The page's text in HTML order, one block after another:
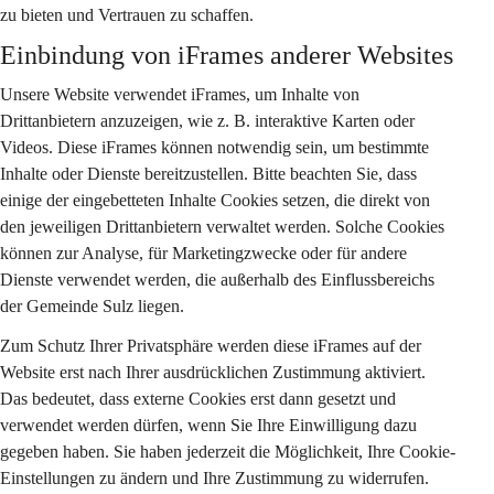
zu bieten und Vertrauen zu schaffen.
Einbindung von iFrames anderer Websites
Unsere Website verwendet iFrames, um Inhalte von
Drittanbietern anzuzeigen, wie z. B. interaktive Karten oder
Videos. Diese iFrames können notwendig sein, um bestimmte
Inhalte oder Dienste bereitzustellen. Bitte beachten Sie, dass
einige der eingebetteten Inhalte Cookies setzen, die direkt von
den jeweiligen Drittanbietern verwaltet werden. Solche Cookies
können zur Analyse, für Marketingzwecke oder für andere
Dienste verwendet werden, die außerhalb des Einflussbereichs
der Gemeinde Sulz liegen.
Zum Schutz Ihrer Privatsphäre werden diese iFrames auf der
Website erst nach Ihrer ausdrücklichen Zustimmung aktiviert.
Das bedeutet, dass externe Cookies erst dann gesetzt und
verwendet werden dürfen, wenn Sie Ihre Einwilligung dazu
gegeben haben. Sie haben jederzeit die Möglichkeit, Ihre Cookie-
Einstellungen zu ändern und Ihre Zustimmung zu widerrufen.